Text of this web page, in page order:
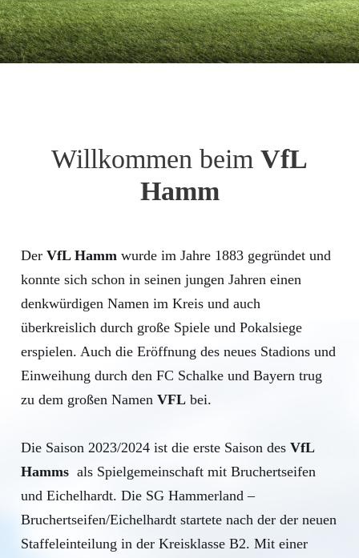
Willkommen beim VfL
Hamm
Der VfL Hamm wurde im Jahre 1883 gegründet und
konnte sich schon in seinen jungen Jahren einen
denkwürdigen Namen im Kreis und auch
überkreislich durch große Spiele und Pokalsiege
erspielen. Auch die Eröffnung des neues Stadions und
Einweihung durch den FC Schalke und Bayern trug
zu dem großen Namen VFL bei.
Die Saison 2023/2024 ist die erste Saison des VfL
Hamms als Spielgemeinschaft mit Bruchertseifen
und Eichelhardt. Die SG Hammerland –
Bruchertseifen/Eichelhardt startete nach der der neuen
Staffeleinteilung in der Kreisklasse B2. Mit einer